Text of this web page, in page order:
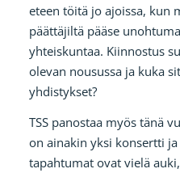
eteen töitä jo ajoissa, kun
päättäjiltä pääse
yhteiskuntaa. Kiinnostus
olevan nousussa ja kuka
yhdistykset?
TSS panostaa myös tänä
on ainakin yksi konsertti
tapahtumat ovat vielä